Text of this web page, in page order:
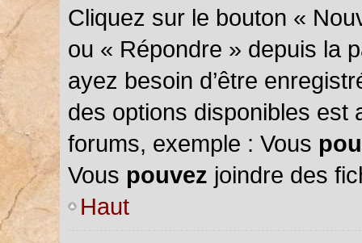
Cliquez sur le bouton «
ou « Répondre » depuis la
ayez besoin d’être
des options disponibles est
forums, exemple : Vous
Vous pouvez joindre des
Haut